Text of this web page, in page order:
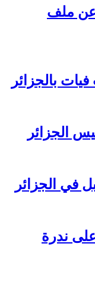
عن ملف
بالجزائر
الجزائر
في الجزائر
على ندرة